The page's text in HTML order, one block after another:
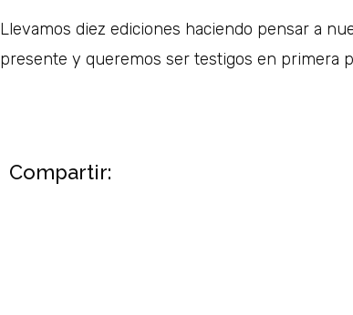
Llevamos diez ediciones haciendo pensar a
presente y queremos ser testigos en primera
Compartir: